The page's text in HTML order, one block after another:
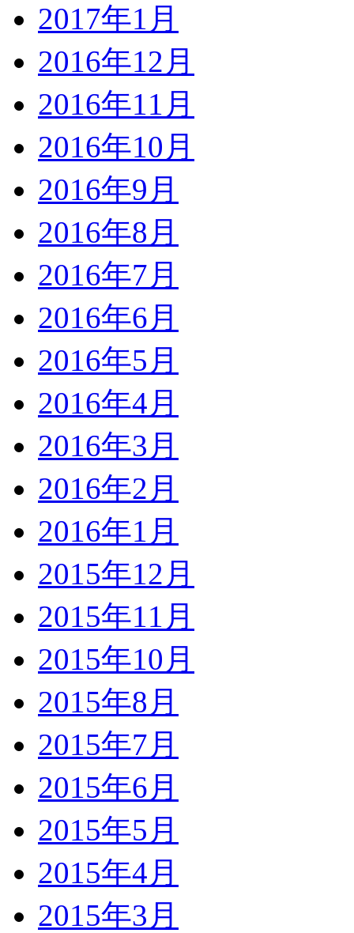
2017年1月
2016年12月
2016年11月
2016年10月
2016年9月
2016年8月
2016年7月
2016年6月
2016年5月
2016年4月
2016年3月
2016年2月
2016年1月
2015年12月
2015年11月
2015年10月
2015年8月
2015年7月
2015年6月
2015年5月
2015年4月
2015年3月